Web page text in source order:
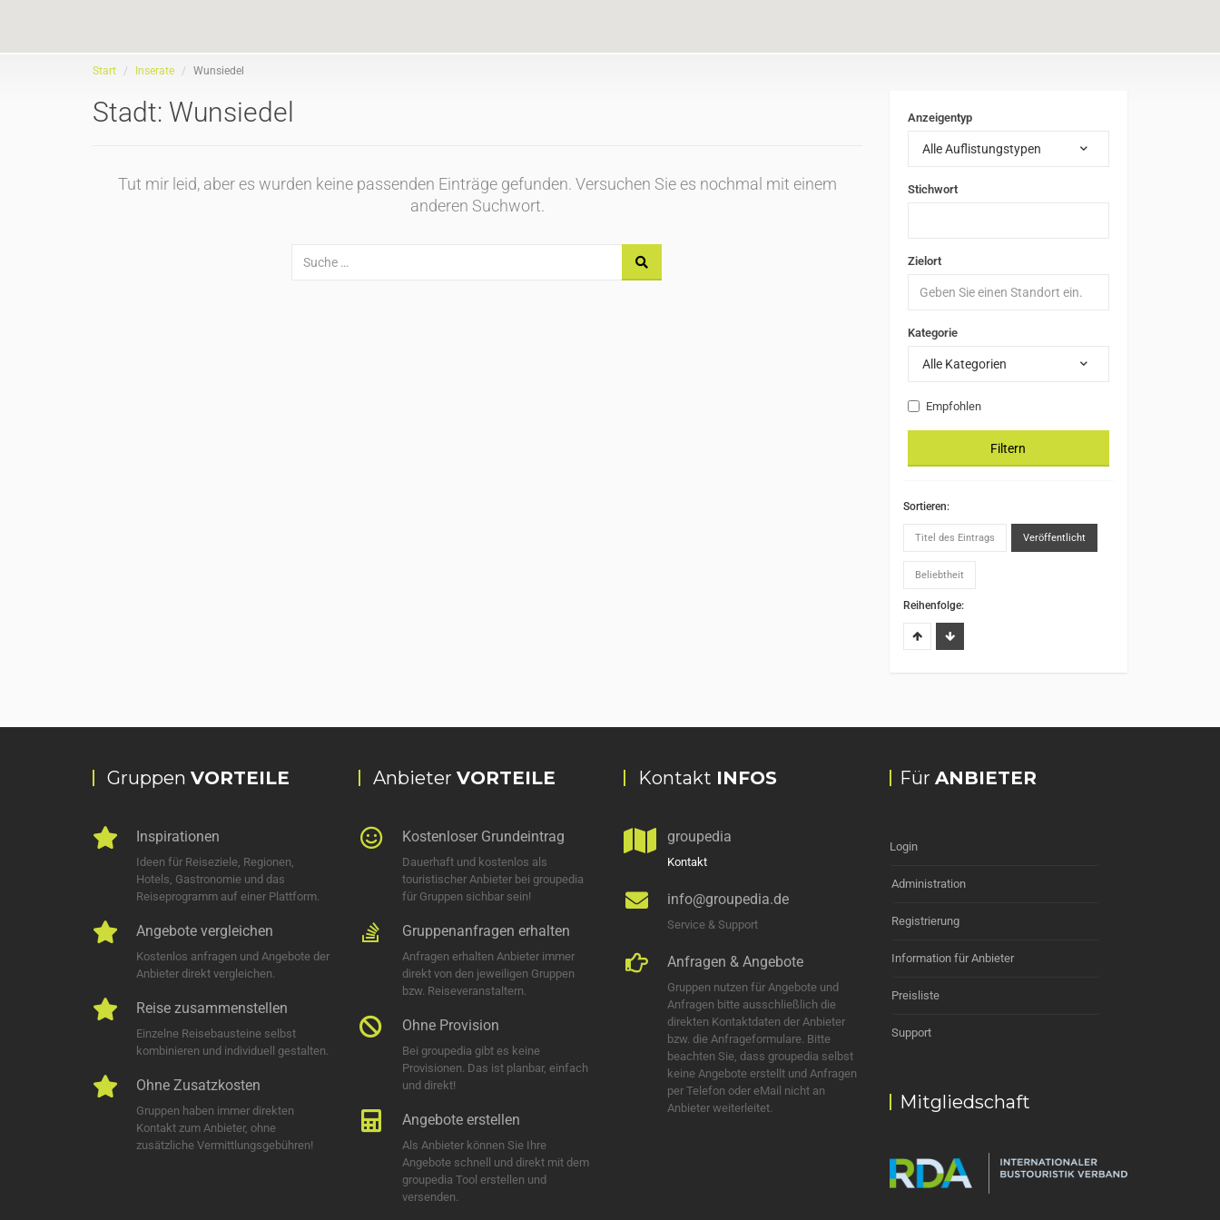
Start Inserate Wunsiedel
Stadt: Wunsiedel
Tut mir leid, aber es wurden keine passenden Einträge gefunden. Versuchen Sie es nochmal mit einem
anderen Suchwort.
Anzeigentyp
Alle Auflistungstypen
Stichwort
Zielort
Kategorie
Alle Kategorien
Empfohlen
Filtern
Sortieren:
Titel des Eintrags Veröffentlicht
Beliebtheit
Reihenfolge:
Gruppen VORTEILE
Inspirationen
Ideen für Reiseziele, Regionen,
Hotels, Gastronomie und das
Reiseprogramm auf einer Plattform.
Angebote vergleichen
Kostenlos anfragen und Angebote der
Anbieter direkt vergleichen.
Reise zusammenstellen
Einzelne Reisebausteine selbst
kombinieren und individuell gestalten.
Ohne Zusatzkosten
Gruppen haben immer direkten
Kontakt zum Anbieter, ohne
zusätzliche Vermittlungsgebühren!
Anbieter VORTEILE
Kostenloser Grundeintrag
Dauerhaft und kostenlos als
touristischer Anbieter bei groupedia
für Gruppen sichbar sein!
Gruppenanfragen erhalten
Anfragen erhalten Anbieter immer
direkt von den jeweiligen Gruppen
bzw. Reiseveranstaltern.
Ohne Provision
Bei groupedia gibt es keine
Provisionen. Das ist planbar, einfach
und direkt!
Angebote erstellen
Als Anbieter können Sie Ihre
Angebote schnell und direkt mit dem
groupedia Tool erstellen und
versenden.
Kontakt INFOS
groupedia
Kontakt
info@groupedia.de
Service & Support
Anfragen & Angebote
Gruppen nutzen für Angebote und
Anfragen bitte ausschließlich die
direkten Kontaktdaten der Anbieter
bzw. die Anfrageformulare. Bitte
beachten Sie, dass groupedia selbst
keine Angebote erstellt und Anfragen
per Telefon oder eMail nicht an
Anbieter weiterleitet.
Für ANBIETER
Login
Administration
Registrierung
Information für Anbieter
Preisliste
Support
Mitgliedschaft